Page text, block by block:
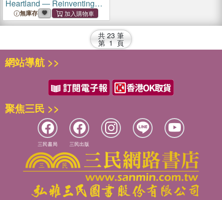
Heartland ― Reinventing
the Hindi Public Sphere
無庫存
共 23 筆
第 1 頁
網站導航 >>
聚焦三民 >>
三民書局 三民出版